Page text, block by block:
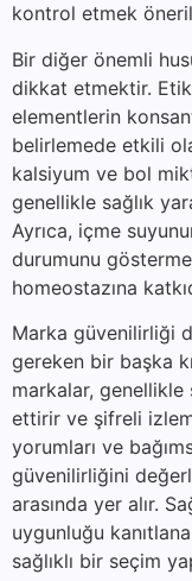
kontrol etmek
Bir diğer önemli
dikkat etmektir.
elementlerin
belirlemede etkili
kalsiyum ve bol
genellikle sağlık
Ayrıca, içme
durumunu
homeostazına
Marka güvenilirliği
gereken bir başka
markalar, genellikle
ettirir ve şifreli
yorumları ve
güvenilirliğini
arasında yer alır.
uygunluğu
sağlıklı bir seçim